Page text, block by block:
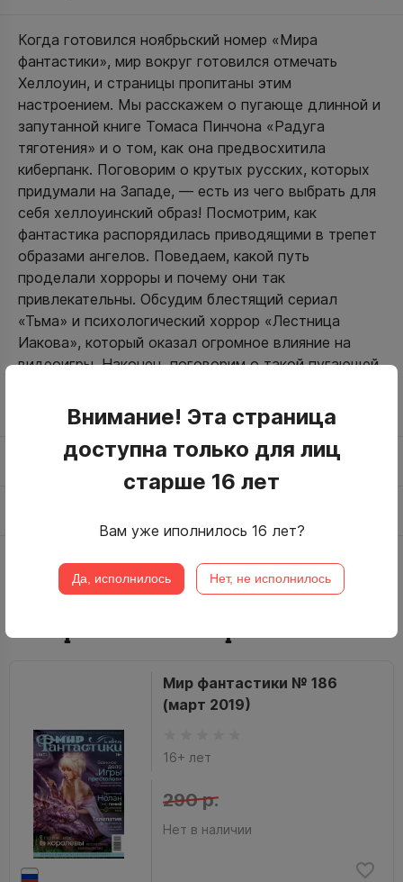
Когда готовился ноябрьский номер «Мира
фантастики», мир вокруг готовился отмечать
Хеллоуин, и страницы пропитаны этим
настроением. Мы расскажем о пугающе длинной и
запутанной книге Томаса Пинчона «Радуга
тяготения» и о том, как она предвосхитила
киберпанк. Поговорим о крутых русских, которых
придумали на Западе, — есть из чего выбрать для
себя хеллоуинский образ! Посмотрим, как
фантастика распорядилась приводящими в трепет
образами ангелов. Поведаем, какой путь
проделали хорроры и почему они так
привлекательны. Обсудим блестящий сериал
«Тьма» и психологический хоррор «Лестница
Иакова», который оказал огромное влияние на
видеоигры. Наконец, поговорим о такой пугающей
будет страшно… интересно!
Протекторы
Товары из этой серии
Мир фантастики № 186
(март 2019)
16+ лет
290 р.
Нет в наличии
Внимание! Эта страница
доступна только для лиц
старше 16 лет
Вам уже иполнилось 16 лет?
Да, исполнилось Нет, не исполнилось